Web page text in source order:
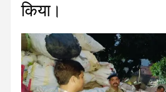
किया।